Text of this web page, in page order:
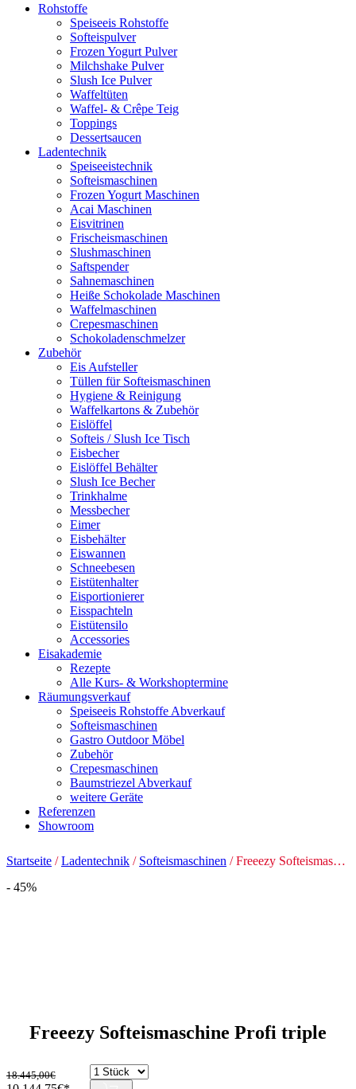
Rohstoffe
Speiseeis Rohstoffe
Softeispulver
Frozen Yogurt Pulver
Milchshake Pulver
Slush Ice Pulver
Waffeltüten
Waffel- & Crêpe Teig
Toppings
Dessertsaucen
Ladentechnik
Speiseeistechnik
Softeismaschinen
Frozen Yogurt Maschinen
Acai Maschinen
Eisvitrinen
Frischeismaschinen
Slushmaschinen
Saftspender
Sahnemaschinen
Heiße Schokolade Maschinen
Waffelmaschinen
Crepesmaschinen
Schokoladenschmelzer
Zubehör
Eis Aufsteller
Tüllen für Softeismaschinen
Hygiene & Reinigung
Waffelkartons & Zubehör
Eislöffel
Softeis / Slush Ice Tisch
Eisbecher
Eislöffel Behälter
Slush Ice Becher
Trinkhalme
Messbecher
Eimer
Eisbehälter
Eiswannen
Schneebesen
Eistütenhalter
Eisportionierer
Eisspachteln
Eistütensilo
Accessories
Eisakademie
Rezepte
Alle Kurs- & Workshoptermine
Räumungsverkauf
Speiseeis Rohstoffe Abverkauf
Softeismaschinen
Gastro Outdoor Möbel
Zubehör
Crepesmaschinen
Baumstriezel Abverkauf
weitere Geräte
Referenzen
Showroom
Startseite /Ladentechnik / Softeismaschinen / Freeezy Softeismaschine Profi triple
- 45%
Freeezy Softeismaschine Profi triple
18.445,00€